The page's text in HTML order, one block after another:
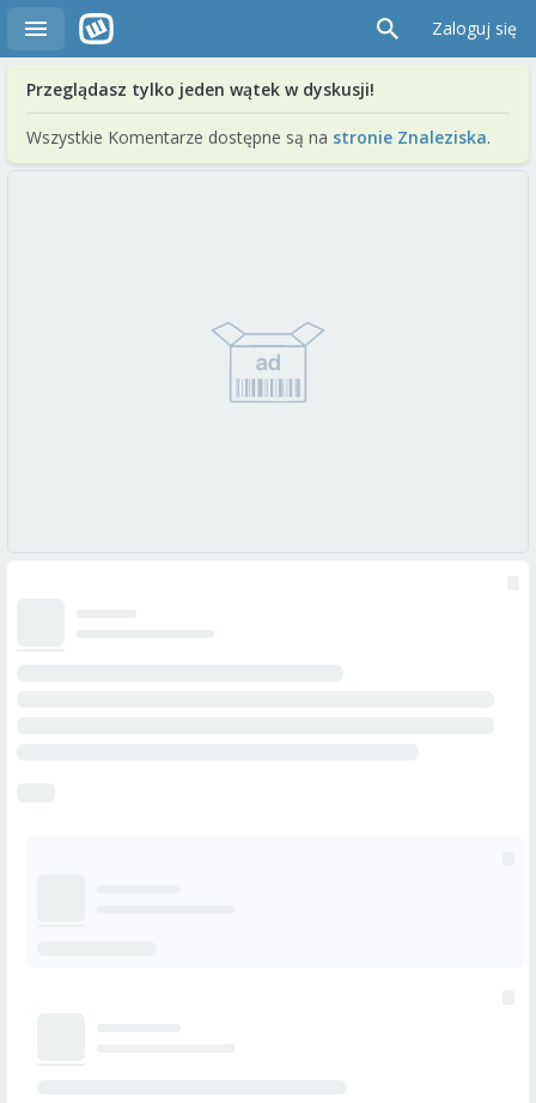
Zaloguj się
Przeglądasz tylko jeden wątek w dyskusji!
Wszystkie Komentarze dostępne są na stronie Znaleziska.